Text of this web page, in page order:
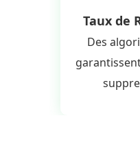
Taux de
Des